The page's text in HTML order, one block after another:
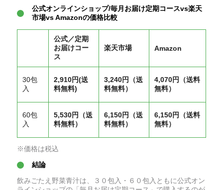
公式オンラインショップ/毎月お届け定期コースvs楽天
市場vs Amazonの価格比較
公式／定期
お届けコー
ス
楽天市場 Amazon
30包
入
2,910円(送
料無料)
3,240円（送
料無料）
4,070円（送料
無料）
60包
入
5,530円（送
料無料）
6,150円（送
料無料）
6,150円（送料
無料）
※価格は税込
結論
飲みごたえ野菜青汁は、３０包入・６０包入ともに公式オン